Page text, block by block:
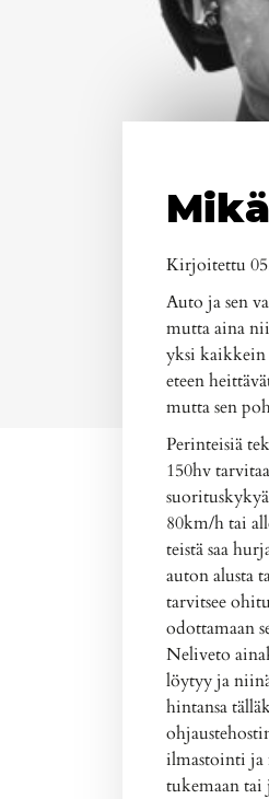
Kirjoitettu
Auto ja sen
mutta aina
yksi kaikkein
eteen
mutta sen
Perinteisiä
150hv
80km/h tai
teistä saa
auton alusta
tarvitsee
odottamaan
Neliveto
löytyy ja
hintansa
ilmastointi ja
tukemaan tai